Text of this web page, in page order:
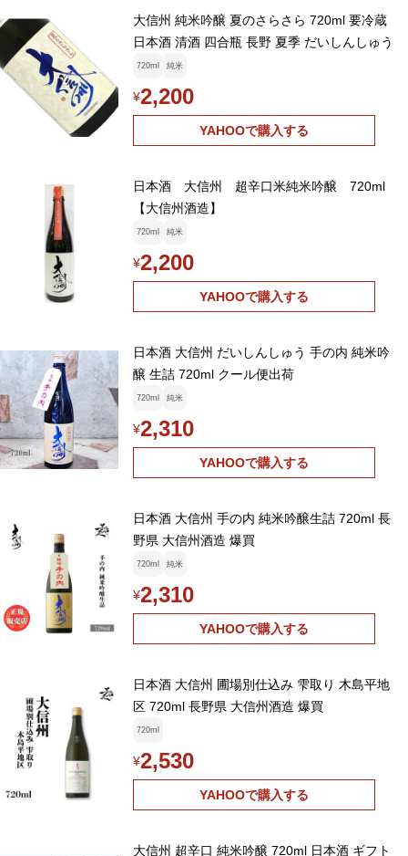
大信州 純米吟醸 夏のさらさら 720ml 要冷蔵
日本酒 清酒 四合瓶 長野 夏季 だいしんしゅう
720ml 純米
¥2,200
YAHOOで購入する
日本酒 大信州 超辛口米純米吟醸 720ml
【大信州酒造】
720ml 純米
¥2,200
YAHOOで購入する
日本酒 大信州 だいしんしゅう 手の内 純米吟
醸 生詰 720ml クール便出荷
720ml 純米
¥2,310
YAHOOで購入する
日本酒 大信州 手の内 純米吟醸生詰 720ml 長
野県 大信州酒造 爆買
720ml 純米
¥2,310
YAHOOで購入する
日本酒 大信州 圃場別仕込み 雫取り 木島平地
区 720ml 長野県 大信州酒造 爆買
720ml
¥2,530
YAHOOで購入する
大信州 超辛口 純米吟醸 720ml 日本酒 ギフト